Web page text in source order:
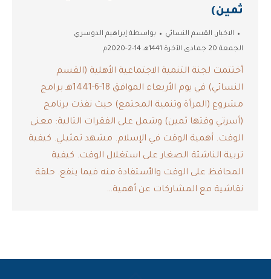
ثمين)
الاخبار, القسم النسائي بواسطة إبراهيم الدوسري
الجمعة 20 جمادى الآخرة 1441هـ 14-2-2020م
أختتمت لجنة التنمية الاجتماعية الأهلية (القسم
النسائي) في يوم الأربعاء الموافق 18-6-1441هـ برامج
مشروع (المرأة وتنمية المجتمع) حيث نفذت برنامج
(أسرتي وقتها ثمين) وشمل على الفقرات التالية: معنى
الوقت. أهمية الوقت في الإسلام. مشهد تمثيلي. كيفية
تربية الناشئة الصغار على استغلال الوقت. كيفية
المحافظ على الوقت والأستفادة منه فيما ينفع. حلقة
نقاشية مع المشاركات عن أهمية…